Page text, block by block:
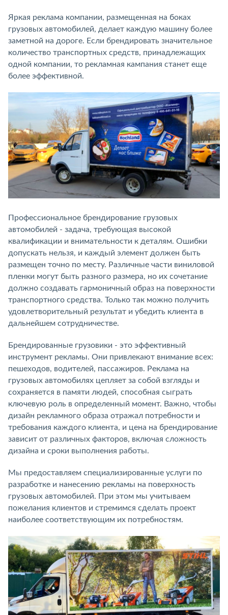
Яркая реклама компании, размещенная на боках
грузовых автомобилей, делает каждую машину более
заметной на дороге. Если брендировать значительное
количество транспортных средств, принадлежащих
одной компании, то рекламная кампания станет еще
более эффективной.
Профессиональное брендирование грузовых
автомобилей - задача, требующая высокой
квалификации и внимательности к деталям. Ошибки
допускать нельзя, и каждый элемент должен быть
размещен точно по месту. Различные части виниловой
пленки могут быть разного размера, но их сочетание
должно создавать гармоничный образ на поверхности
транспортного средства. Только так можно получить
удовлетворительный результат и убедить клиента в
дальнейшем сотрудничестве.
Брендированные грузовики - это эффективный
инструмент рекламы. Они привлекают внимание всех:
пешеходов, водителей, пассажиров. Реклама на
грузовых автомобилях цепляет за собой взгляды и
сохраняется в памяти людей, способная сыграть
ключевую роль в определенный момент. Важно, чтобы
дизайн рекламного образа отражал потребности и
требования каждого клиента, и цена на брендирование
зависит от различных факторов, включая сложность
дизайна и сроки выполнения работы.
Мы предоставляем специализированные услуги по
разработке и нанесению рекламы на поверхность
грузовых автомобилей. При этом мы учитываем
пожелания клиентов и стремимся сделать проект
наиболее соответствующим их потребностям.